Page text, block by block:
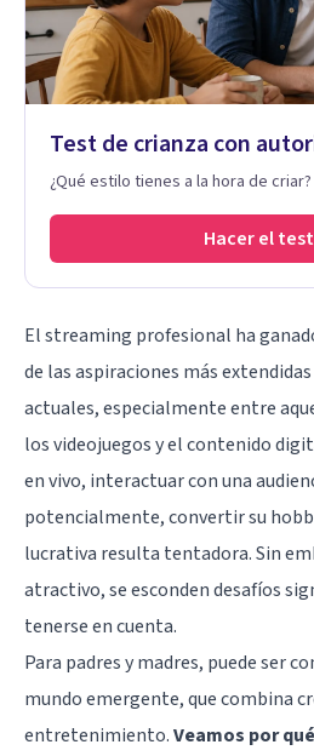
Test de crianza con
¿Qué estilo tienes a la hora de criar?
Hacer el test
El streaming profesional ha
de las aspiraciones más
actuales, especialmente entre
los videojuegos y el contenido
en vivo, interactuar con una
potencialmente, convertir su
lucrativa resulta tentadora. Sin
atractivo, se esconden desafíos
tenerse en cuenta.
Para padres y madres, puede ser
mundo emergente, que combina
entretenimiento.Veamos por